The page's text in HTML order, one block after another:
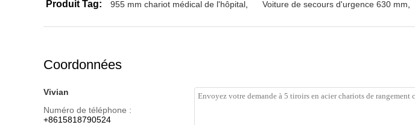
Produit Tag: 955 mm chariot médical de l'hôpital Voiture de secours d'urgence 630 mm
Coordonnées
Vivian
Numéro de téléphone :
+8615818790524